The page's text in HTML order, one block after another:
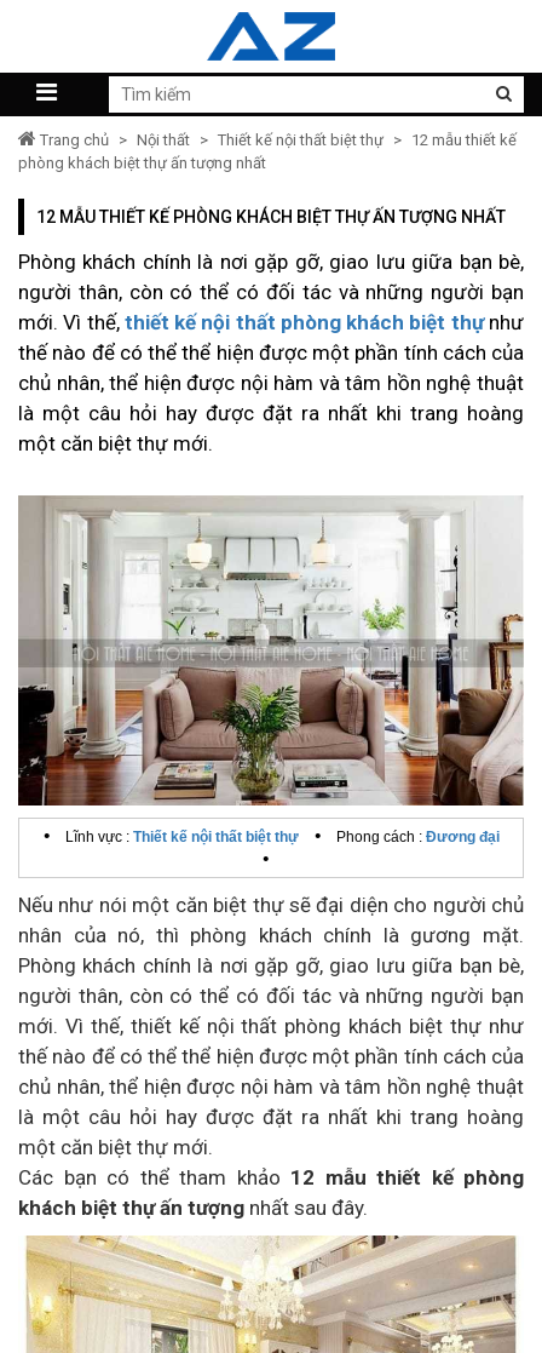
Trang chủ > Nội thất > Thiết kế nội thất biệt thự > 12 mẫu thiết kế
phòng khách biệt thự ấn tượng nhất
12 MẪU THIẾT KẾ PHÒNG KHÁCH BIỆT THỰ ẤN TƯỢNG NHẤT
Phòng khách chính là nơi gặp gỡ, giao lưu giữa bạn bè,
người thân, còn có thể có đối tác và những người bạn
mới. Vì thế, thiết kế nội thất phòng khách biệt thựnhư
thế nào để có thể thể hiện được một phần tính cách của
chủ nhân, thể hiện được nội hàm và tâm hồn nghệ thuật
là một câu hỏi hay được đặt ra nhất khi trang hoàng
một căn biệt thự mới.
• Lĩnh vực : Thiết kế nội thất biệt thự • Phong cách : Đương đại
•
Nếu như nói một căn biệt thự sẽ đại diện cho người chủ
nhân của nó, thì phòng khách chính là gương mặt.
Phòng khách chính là nơi gặp gỡ, giao lưu giữa bạn bè,
người thân, còn có thể có đối tác và những người bạn
mới. Vì thế, thiết kế nội thất phòng khách biệt thự như
thế nào để có thể thể hiện được một phần tính cách của
chủ nhân, thể hiện được nội hàm và tâm hồn nghệ thuật
là một câu hỏi hay được đặt ra nhất khi trang hoàng
một căn biệt thự mới.
Các bạn có thể tham khảo 12 mẫu thiết kế phòng
khách biệt thự ấn tượng nhất sau đây.